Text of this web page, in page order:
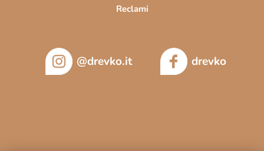
Reclami
@drevko.it drevko